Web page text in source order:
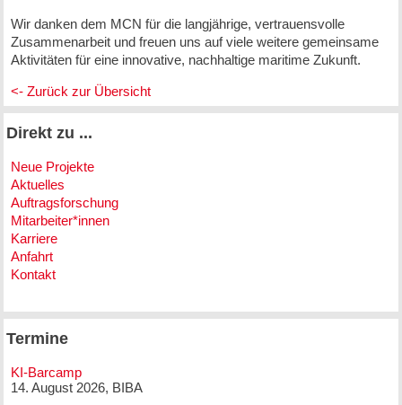
Wir danken dem MCN für die langjährige, vertrauensvolle
Zusammenarbeit und freuen uns auf viele weitere gemeinsame
Aktivitäten für eine innovative, nachhaltige maritime Zukunft.
<- Zurück zur Übersicht
Direkt zu ...
Neue Projekte
Aktuelles
Auftragsforschung
Mitarbeiter*innen
Karriere
Anfahrt
Kontakt
Termine
KI-Barcamp
14. August 2026, BIBA